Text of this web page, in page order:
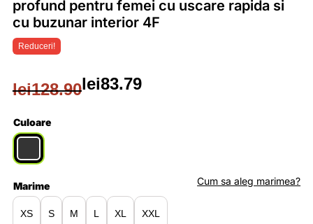
Reduceri!
profund pentru femei cu uscare rapida si
cu buzunar interior 4F
lei128.90
Prețul
inițial
a
fost:
lei128.90.
lei83.79
Prețul
curent
este:
lei83.79.
Culoare
Marime
XS S M L XL XXL
Cum sa aleg marimea?